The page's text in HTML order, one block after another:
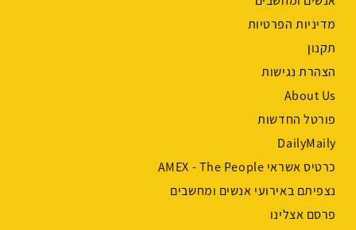
מדיניות הפרטיות
תקנון
הצהרת נגישות
About Us
פורטל החדשות
DailyMaily
כרטיס אשראי AMEX - The People
נצפיתם באירועי אנשים ומחשבים
פרסם אצלינו